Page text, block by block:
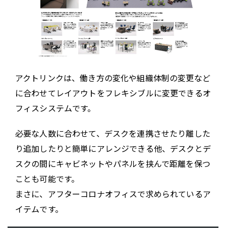
アクトリンクは、働き方の変化や組織体制の変更など
に合わせてレイアウトをフレキシブルに変更できるオ
フィスシステムです。
必要な人数に合わせて、デスクを連携させたり離した
り追加したりと簡単にアレンジできる他、デスクとデ
スクの間にキャビネットやパネルを挟んで距離を保つ
ことも可能です。
まさに、アフターコロナオフィスで求められているア
イテムです。